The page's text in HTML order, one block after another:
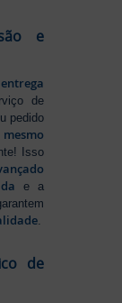
e
de
pedido
Isso
e a
de